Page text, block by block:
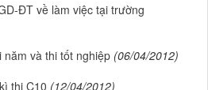
ĐT về làm việc tại trường
năm và thi tốt nghiệp (06/04/2012)
thi C10 (12/04/2012)